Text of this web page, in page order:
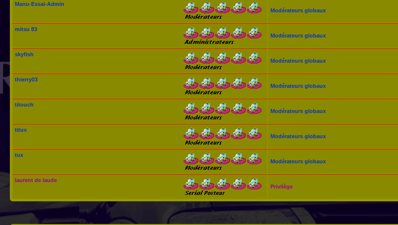
Manu-Essai-Admin
Modérateurs globaux
mitsu 83
Modérateurs globaux
skyfish
Modérateurs globaux
thierry03
Modérateurs globaux
titouch
Modérateurs globaux
titus
Modérateurs globaux
tux
Modérateurs globaux
laurent de laude
Privilège